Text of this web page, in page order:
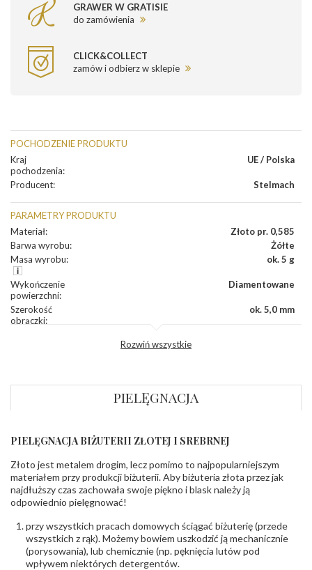
GRAWER W GRATISIE
do zamówienia
CLICK&COLLECT
zamów i odbierz w sklepie
POCHODZENIE PRODUKTU
Kraj
pochodzenia:
UE / Polska
Producent: Stelmach
PARAMETRY PRODUKTU
Materiał:
Złoto pr. 0,585
Barwa wyrobu:
Żółte
Masa wyrobu: ok. 5 g
Wykończenie
powierzchni:
Diamentowane
Szerokość
obrączki:
ok. 5,0 mm
INNE PARAMETRY
Producent
odpowiedzialny:
PZ Stelmach Sp. z o.o. ul. Północna 22 45-805
Opole; NIP 7542889545; Tel. +48 77 54 90 100;
biuro@stelmach.pl
Bezpieczeństwo
ostrzeżenia:
Nie nadaje się dla dzieci w wieku poniżej 3 lat
zawierają nikiel
Rozwiń wszystkie
PIELĘGNACJA
PIELĘGNACJA BIŻUTERII ZŁOTEJ I SREBRNEJ
Złoto jest metalem drogim, lecz pomimo to najpopularniejszym
materiałem przy produkcji biżuterii. Aby biżuteria złota przez jak
najdłuższy czas zachowała swoje piękno i blask należy ją
odpowiednio pielęgnować!
przy wszystkich pracach domowych ściągać biżuterię (przede
wszystkich z rąk). Możemy bowiem uszkodzić ją mechanicznie
(porysowania), lub chemicznie (np. pęknięcia lutów pod
wpływem niektórych detergentów.